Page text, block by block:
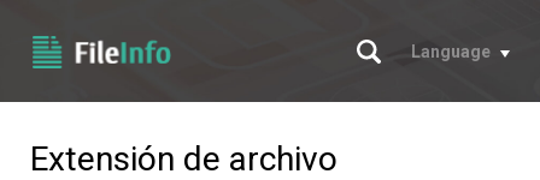
Buscar
Language
Extensión de archivo